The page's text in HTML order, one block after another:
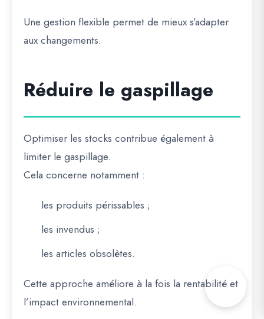
Une gestion flexible permet de mieux s’adapter
aux changements.
Réduire le gaspillage
Optimiser les stocks contribue également à
limiter le gaspillage.
Cela concerne notamment :
les produits périssables ;
les invendus ;
les articles obsolètes.
Cette approche améliore à la fois la rentabilité et
l’impact environnemental.